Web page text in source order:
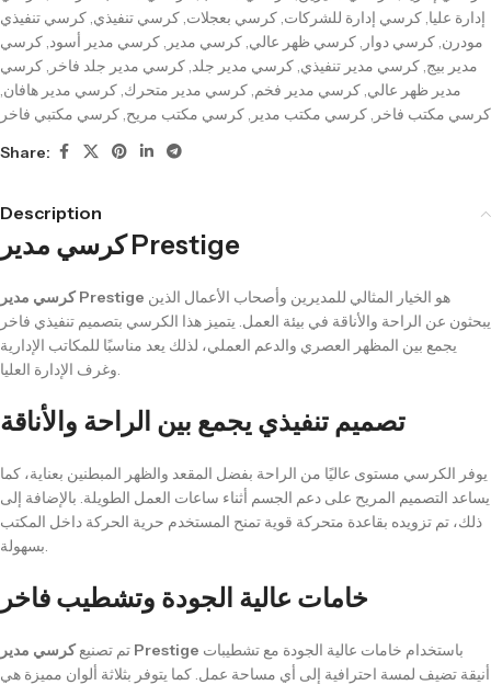
إدارة عليا, كرسي إدارة للشركات, كرسي بعجلات, كرسي تنفيذي, كرسي تنفيذي
مودرن, كرسي دوار , كرسي ظهر عالي, كرسي مدير , كرسي مدير أسود, كرسي
مدير بيج, كرسي مدير تنفيذي, كرسي مدير جلد, كرسي مدير جلد فاخر , كرسي
مدير ظهر عالي, كرسي مدير فخم, كرسي مدير متحرك, كرسي مدير هافان,
كرسي مكتب فاخر , كرسي مكتب مدير , كرسي مكتب مريح, كرسي مكتبي فاخر
Share:
Description
كرسي مدير Prestige
كرسي مدير Prestige
يبحثون عن الراحة والأناقة في بيئة العمل. يتميز هذا الكرسي بتصميم تنفيذي فاخر
يجمع بين المظهر العصري والدعم العملي، لذلك يعد مناسبًا للمكاتب الإدارية
وغرف الإدارة العليا.
تصميم تنفيذي يجمع بين الراحة والأناقة
يوفر الكرسي مستوى عاليًا من الراحة بفضل المقعد والظهر المبطنين بعناية، كما
يساعد التصميم المريح على دعم الجسم أثناء ساعات العمل الطويلة. بالإضافة إلى
ذلك، تم تزويده بقاعدة متحركة قوية تمنح المستخدم حرية الحركة داخل المكتب
بسهولة.
خامات عالية الجودة وتشطيب فاخر
تم تصنيع كرسي مدير Prestige
أنيقة تضيف لمسة احترافية إلى أي مساحة عمل. كما يتوفر بثلاثة ألوان مميزة هي